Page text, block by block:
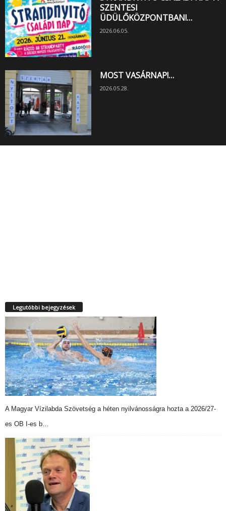
SZENTESI
ÜDÜLŐKÖZPONTBAN!…
2026.06.05.
MOST VASÁRNAP!…
2026.05.28.
Legutóbbi bejegyzések
A Magyar Vízilabda Szövetség a héten nyilvánosságra hozta a 2026/27-
es OB I-es b…